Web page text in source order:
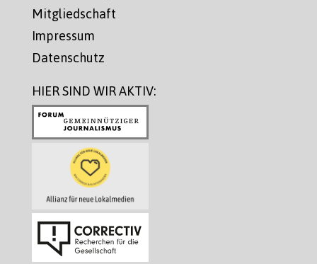
Mitgliedschaft
Impressum
Datenschutz
HIER SIND WIR AKTIV: